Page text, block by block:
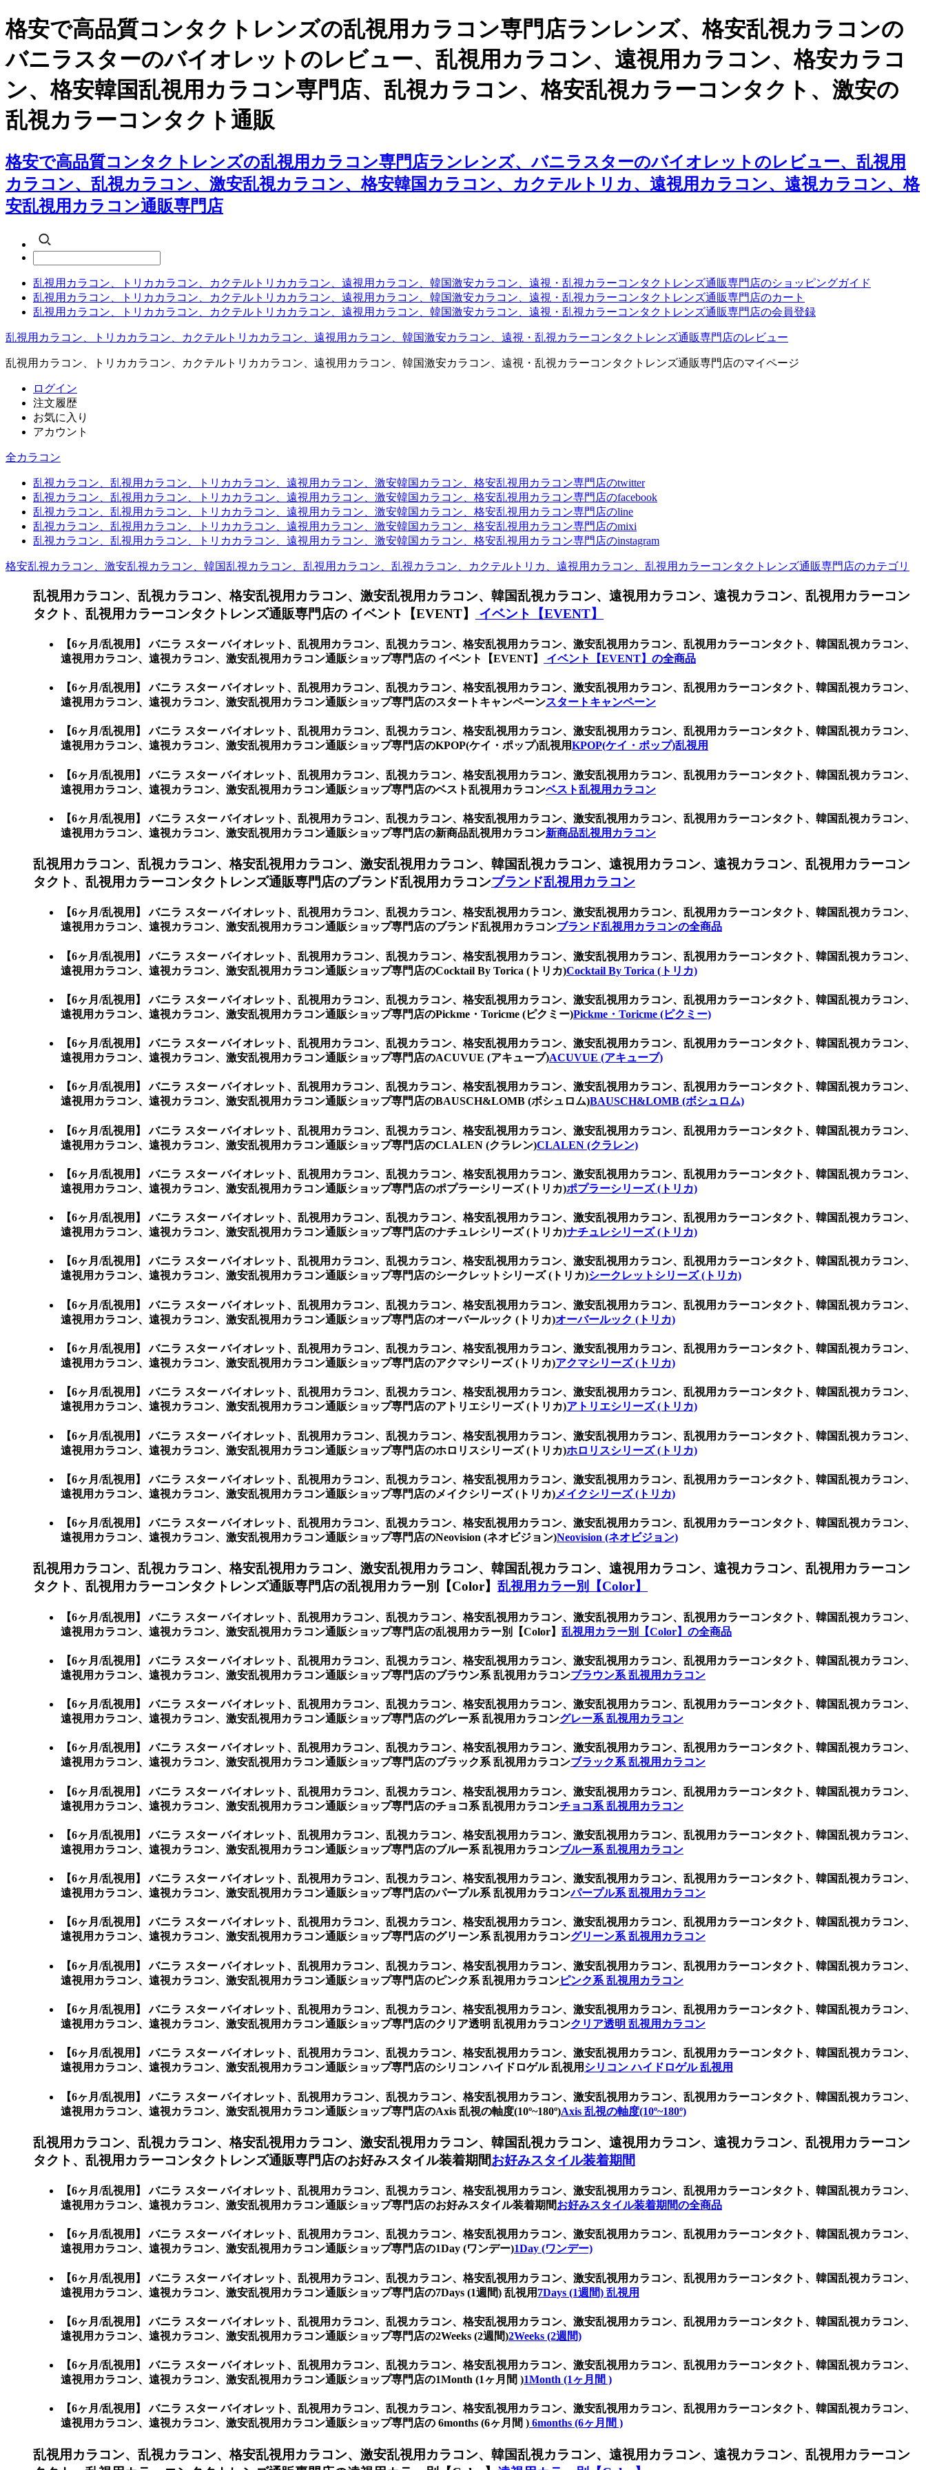
格安で高品質コンタクトレンズの乱視用カラコン専門店ランレンズ、格安乱視カラコンの
バニラスターのバイオレットのレビュー、乱視用カラコン、遠視用カラコン、格安カラコ
ン、格安韓国乱視用カラコン専門店、乱視カラコン、格安乱視カラーコンタクト、激安の
乱視カラーコンタクト通販
格安で高品質コンタクトレンズの乱視用カラコン専門店ランレンズ、バニラスターのバイオレットのレビュー、乱視用
カラコン、乱視カラコン、激安乱視カラコン、格安韓国カラコン、カクテルトリカ、遠視用カラコン、遠視カラコン、格
安乱視用カラコン通販専門店
乱視用カラコン、トリカカラコン、カクテルトリカカラコン、遠視用カラコン、韓国激安カラコン、遠視・乱視カラーコンタクトレンズ通販専門店のショッピングガイド
乱視用カラコン、トリカカラコン、カクテルトリカカラコン、遠視用カラコン、韓国激安カラコン、遠視・乱視カラーコンタクトレンズ通販専門店のカート
乱視用カラコン、トリカカラコン、カクテルトリカカラコン、遠視用カラコン、韓国激安カラコン、遠視・乱視カラーコンタクトレンズ通販専門店の会員登録
乱視用カラコン、トリカカラコン、カクテルトリカカラコン、遠視用カラコン、韓国激安カラコン、遠視・乱視カラーコンタクトレンズ通販専門店のレビュー
乱視用カラコン、トリカカラコン、カクテルトリカカラコン、遠視用カラコン、韓国激安カラコン、遠視・乱視カラーコンタクトレンズ通販専門店のマイページ
ログイン
注文履歴
お気に入り
アカウント
全カラコン
乱視カラコン、乱視用カラコン、トリカカラコン、遠視用カラコン、激安韓国カラコン、格安乱視用カラコン専門店のtwitter
乱視カラコン、乱視用カラコン、トリカカラコン、遠視用カラコン、激安韓国カラコン、格安乱視用カラコン専門店のfacebook
乱視カラコン、乱視用カラコン、トリカカラコン、遠視用カラコン、激安韓国カラコン、格安乱視用カラコン専門店のline
乱視カラコン、乱視用カラコン、トリカカラコン、遠視用カラコン、激安韓国カラコン、格安乱視用カラコン専門店のmixi
乱視カラコン、乱視用カラコン、トリカカラコン、遠視用カラコン、激安韓国カラコン、格安乱視用カラコン専門店のinstagram
格安乱視カラコン、激安乱視カラコン、韓国乱視カラコン、乱視用カラコン、乱視カラコン、カクテルトリカ、遠視用カラコン、乱視用カラーコンタクトレンズ通販専門店のカテゴリ
乱視用カラコン、乱視カラコン、格安乱視用カラコン、激安乱視用カラコン、韓国乱視カラコン、遠視用カラコン、遠視カラコン、乱視用カラーコン
タクト、乱視用カラーコンタクトレンズ通販専門店の イベント【EVENT】
イベント【EVENT】
【6ヶ月/乱視用】 バニラ スター バイオレット、乱視用カラコン、乱視カラコン、格安乱視用カラコン、激安乱視用カラコン、乱視用カラーコンタクト、韓国乱視カラコン、
遠視用カラコン、遠視カラコン、激安乱視用カラコン通販ショップ専門店の イベント【EVENT】
イベント【EVENT】の全商品
【6ヶ月/乱視用】 バニラ スター バイオレット、乱視用カラコン、乱視カラコン、格安乱視用カラコン、激安乱視用カラコン、乱視用カラーコンタクト、韓国乱視カラコン、
遠視用カラコン、遠視カラコン、激安乱視用カラコン通販ショップ専門店のスタートキャンペーンスタートキャンペーン
【6ヶ月/乱視用】 バニラ スター バイオレット、乱視用カラコン、乱視カラコン、格安乱視用カラコン、激安乱視用カラコン、乱視用カラーコンタクト、韓国乱視カラコン、
遠視用カラコン、遠視カラコン、激安乱視用カラコン通販ショップ専門店のKPOP(ケイ・ポップ)乱視用KPOP(ケイ・ポップ)乱視用
【6ヶ月/乱視用】 バニラ スター バイオレット、乱視用カラコン、乱視カラコン、格安乱視用カラコン、激安乱視用カラコン、乱視用カラーコンタクト、韓国乱視カラコン、
遠視用カラコン、遠視カラコン、激安乱視用カラコン通販ショップ専門店のベスト乱視用カラコンベスト乱視用カラコン
【6ヶ月/乱視用】 バニラ スター バイオレット、乱視用カラコン、乱視カラコン、格安乱視用カラコン、激安乱視用カラコン、乱視用カラーコンタクト、韓国乱視カラコン、
遠視用カラコン、遠視カラコン、激安乱視用カラコン通販ショップ専門店の新商品乱視用カラコン新商品乱視用カラコン
乱視用カラコン、乱視カラコン、格安乱視用カラコン、激安乱視用カラコン、韓国乱視カラコン、遠視用カラコン、遠視カラコン、乱視用カラーコン
タクト、乱視用カラーコンタクトレンズ通販専門店のブランド乱視用カラコンブランド乱視用カラコン
【6ヶ月/乱視用】 バニラ スター バイオレット、乱視用カラコン、乱視カラコン、格安乱視用カラコン、激安乱視用カラコン、乱視用カラーコンタクト、韓国乱視カラコン、
遠視用カラコン、遠視カラコン、激安乱視用カラコン通販ショップ専門店のブランド乱視用カラコンブランド乱視用カラコンの全商品
【6ヶ月/乱視用】 バニラ スター バイオレット、乱視用カラコン、乱視カラコン、格安乱視用カラコン、激安乱視用カラコン、乱視用カラーコンタクト、韓国乱視カラコン、
遠視用カラコン、遠視カラコン、激安乱視用カラコン通販ショップ専門店のCocktail By Torica (トリカ)Cocktail By Torica (トリカ)
【6ヶ月/乱視用】 バニラ スター バイオレット、乱視用カラコン、乱視カラコン、格安乱視用カラコン、激安乱視用カラコン、乱視用カラーコンタクト、韓国乱視カラコン、
遠視用カラコン、遠視カラコン、激安乱視用カラコン通販ショップ専門店のPickme・Toricme (ピクミー)Pickme・Toricme (ピクミー)
【6ヶ月/乱視用】 バニラ スター バイオレット、乱視用カラコン、乱視カラコン、格安乱視用カラコン、激安乱視用カラコン、乱視用カラーコンタクト、韓国乱視カラコン、
遠視用カラコン、遠視カラコン、激安乱視用カラコン通販ショップ専門店のACUVUE (アキューブ)ACUVUE (アキューブ)
【6ヶ月/乱視用】 バニラ スター バイオレット、乱視用カラコン、乱視カラコン、格安乱視用カラコン、激安乱視用カラコン、乱視用カラーコンタクト、韓国乱視カラコン、
遠視用カラコン、遠視カラコン、激安乱視用カラコン通販ショップ専門店のBAUSCH&LOMB (ボシュロム)BAUSCH&LOMB (ボシュロム)
【6ヶ月/乱視用】 バニラ スター バイオレット、乱視用カラコン、乱視カラコン、格安乱視用カラコン、激安乱視用カラコン、乱視用カラーコンタクト、韓国乱視カラコン、
遠視用カラコン、遠視カラコン、激安乱視用カラコン通販ショップ専門店のCLALEN (クラレン)CLALEN (クラレン)
【6ヶ月/乱視用】 バニラ スター バイオレット、乱視用カラコン、乱視カラコン、格安乱視用カラコン、激安乱視用カラコン、乱視用カラーコンタクト、韓国乱視カラコン、
遠視用カラコン、遠視カラコン、激安乱視用カラコン通販ショップ専門店のポプラーシリーズ (トリカ)ポプラーシリーズ (トリカ)
【6ヶ月/乱視用】 バニラ スター バイオレット、乱視用カラコン、乱視カラコン、格安乱視用カラコン、激安乱視用カラコン、乱視用カラーコンタクト、韓国乱視カラコン、
遠視用カラコン、遠視カラコン、激安乱視用カラコン通販ショップ専門店のナチュレシリーズ (トリカ)ナチュレシリーズ (トリカ)
【6ヶ月/乱視用】 バニラ スター バイオレット、乱視用カラコン、乱視カラコン、格安乱視用カラコン、激安乱視用カラコン、乱視用カラーコンタクト、韓国乱視カラコン、
遠視用カラコン、遠視カラコン、激安乱視用カラコン通販ショップ専門店のシークレットシリーズ (トリカ)シークレットシリーズ (トリカ)
【6ヶ月/乱視用】 バニラ スター バイオレット、乱視用カラコン、乱視カラコン、格安乱視用カラコン、激安乱視用カラコン、乱視用カラーコンタクト、韓国乱視カラコン、
遠視用カラコン、遠視カラコン、激安乱視用カラコン通販ショップ専門店のオーバールック (トリカ)オーバールック (トリカ)
【6ヶ月/乱視用】 バニラ スター バイオレット、乱視用カラコン、乱視カラコン、格安乱視用カラコン、激安乱視用カラコン、乱視用カラーコンタクト、韓国乱視カラコン、
遠視用カラコン、遠視カラコン、激安乱視用カラコン通販ショップ専門店のアクマシリーズ (トリカ)アクマシリーズ (トリカ)
【6ヶ月/乱視用】 バニラ スター バイオレット、乱視用カラコン、乱視カラコン、格安乱視用カラコン、激安乱視用カラコン、乱視用カラーコンタクト、韓国乱視カラコン、
遠視用カラコン、遠視カラコン、激安乱視用カラコン通販ショップ専門店のアトリエシリーズ (トリカ)アトリエシリーズ (トリカ)
【6ヶ月/乱視用】 バニラ スター バイオレット、乱視用カラコン、乱視カラコン、格安乱視用カラコン、激安乱視用カラコン、乱視用カラーコンタクト、韓国乱視カラコン、
遠視用カラコン、遠視カラコン、激安乱視用カラコン通販ショップ専門店のホロリスシリーズ (トリカ)ホロリスシリーズ (トリカ)
【6ヶ月/乱視用】 バニラ スター バイオレット、乱視用カラコン、乱視カラコン、格安乱視用カラコン、激安乱視用カラコン、乱視用カラーコンタクト、韓国乱視カラコン、
遠視用カラコン、遠視カラコン、激安乱視用カラコン通販ショップ専門店のメイクシリーズ (トリカ)メイクシリーズ (トリカ)
【6ヶ月/乱視用】 バニラ スター バイオレット、乱視用カラコン、乱視カラコン、格安乱視用カラコン、激安乱視用カラコン、乱視用カラーコンタクト、韓国乱視カラコン、
遠視用カラコン、遠視カラコン、激安乱視用カラコン通販ショップ専門店のNeovision (ネオビジョン)Neovision (ネオビジョン)
乱視用カラコン、乱視カラコン、格安乱視用カラコン、激安乱視用カラコン、韓国乱視カラコン、遠視用カラコン、遠視カラコン、乱視用カラーコン
タクト、乱視用カラーコンタクトレンズ通販専門店の乱視用カラー別【Color】 乱視用カラー別【Color】
【6ヶ月/乱視用】 バニラ スター バイオレット、乱視用カラコン、乱視カラコン、格安乱視用カラコン、激安乱視用カラコン、乱視用カラーコンタクト、韓国乱視カラコン、
遠視用カラコン、遠視カラコン、激安乱視用カラコン通販ショップ専門店の乱視用カラー別【Color】 乱視用カラー別【Color】の全商品
【6ヶ月/乱視用】 バニラ スター バイオレット、乱視用カラコン、乱視カラコン、格安乱視用カラコン、激安乱視用カラコン、乱視用カラーコンタクト、韓国乱視カラコン、
遠視用カラコン、遠視カラコン、激安乱視用カラコン通販ショップ専門店のブラウン系 乱視用カラコンブラウン系 乱視用カラコン
【6ヶ月/乱視用】 バニラ スター バイオレット、乱視用カラコン、乱視カラコン、格安乱視用カラコン、激安乱視用カラコン、乱視用カラーコンタクト、韓国乱視カラコン、
遠視用カラコン、遠視カラコン、激安乱視用カラコン通販ショップ専門店のグレー系 乱視用カラコングレー系 乱視用カラコン
【6ヶ月/乱視用】 バニラ スター バイオレット、乱視用カラコン、乱視カラコン、格安乱視用カラコン、激安乱視用カラコン、乱視用カラーコンタクト、韓国乱視カラコン、
遠視用カラコン、遠視カラコン、激安乱視用カラコン通販ショップ専門店のブラック系 乱視用カラコンブラック系 乱視用カラコン
【6ヶ月/乱視用】 バニラ スター バイオレット、乱視用カラコン、乱視カラコン、格安乱視用カラコン、激安乱視用カラコン、乱視用カラーコンタクト、韓国乱視カラコン、
遠視用カラコン、遠視カラコン、激安乱視用カラコン通販ショップ専門店のチョコ系 乱視用カラコンチョコ系 乱視用カラコン
【6ヶ月/乱視用】 バニラ スター バイオレット、乱視用カラコン、乱視カラコン、格安乱視用カラコン、激安乱視用カラコン、乱視用カラーコンタクト、韓国乱視カラコン、
遠視用カラコン、遠視カラコン、激安乱視用カラコン通販ショップ専門店のブルー系 乱視用カラコンブルー系 乱視用カラコン
【6ヶ月/乱視用】 バニラ スター バイオレット、乱視用カラコン、乱視カラコン、格安乱視用カラコン、激安乱視用カラコン、乱視用カラーコンタクト、韓国乱視カラコン、
遠視用カラコン、遠視カラコン、激安乱視用カラコン通販ショップ専門店のパープル系 乱視用カラコンパープル系 乱視用カラコン
【6ヶ月/乱視用】 バニラ スター バイオレット、乱視用カラコン、乱視カラコン、格安乱視用カラコン、激安乱視用カラコン、乱視用カラーコンタクト、韓国乱視カラコン、
遠視用カラコン、遠視カラコン、激安乱視用カラコン通販ショップ専門店のグリーン系 乱視用カラコングリーン系 乱視用カラコン
【6ヶ月/乱視用】 バニラ スター バイオレット、乱視用カラコン、乱視カラコン、格安乱視用カラコン、激安乱視用カラコン、乱視用カラーコンタクト、韓国乱視カラコン、
遠視用カラコン、遠視カラコン、激安乱視用カラコン通販ショップ専門店のピンク系 乱視用カラコンピンク系 乱視用カラコン
【6ヶ月/乱視用】 バニラ スター バイオレット、乱視用カラコン、乱視カラコン、格安乱視用カラコン、激安乱視用カラコン、乱視用カラーコンタクト、韓国乱視カラコン、
遠視用カラコン、遠視カラコン、激安乱視用カラコン通販ショップ専門店のクリア透明 乱視用カラコンクリア透明 乱視用カラコン
【6ヶ月/乱視用】 バニラ スター バイオレット、乱視用カラコン、乱視カラコン、格安乱視用カラコン、激安乱視用カラコン、乱視用カラーコンタクト、韓国乱視カラコン、
遠視用カラコン、遠視カラコン、激安乱視用カラコン通販ショップ専門店のシリコン ハイドロゲル 乱視用 シリコン ハイドロゲル 乱視用
【6ヶ月/乱視用】 バニラ スター バイオレット、乱視用カラコン、乱視カラコン、格安乱視用カラコン、激安乱視用カラコン、乱視用カラーコンタクト、韓国乱視カラコン、
遠視用カラコン、遠視カラコン、激安乱視用カラコン通販ショップ専門店のAxis 乱視の軸度(10º~180º)Axis 乱視の軸度(10º~180º)
乱視用カラコン、乱視カラコン、格安乱視用カラコン、激安乱視用カラコン、韓国乱視カラコン、遠視用カラコン、遠視カラコン、乱視用カラーコン
タクト、乱視用カラーコンタクトレンズ通販専門店のお好みスタイル装着期間お好みスタイル装着期間
【6ヶ月/乱視用】 バニラ スター バイオレット、乱視用カラコン、乱視カラコン、格安乱視用カラコン、激安乱視用カラコン、乱視用カラーコンタクト、韓国乱視カラコン、
遠視用カラコン、遠視カラコン、激安乱視用カラコン通販ショップ専門店のお好みスタイル装着期間お好みスタイル装着期間の全商品
【6ヶ月/乱視用】 バニラ スター バイオレット、乱視用カラコン、乱視カラコン、格安乱視用カラコン、激安乱視用カラコン、乱視用カラーコンタクト、韓国乱視カラコン、
遠視用カラコン、遠視カラコン、激安乱視用カラコン通販ショップ専門店の1Day (ワンデー)1Day (ワンデー)
【6ヶ月/乱視用】 バニラ スター バイオレット、乱視用カラコン、乱視カラコン、格安乱視用カラコン、激安乱視用カラコン、乱視用カラーコンタクト、韓国乱視カラコン、
遠視用カラコン、遠視カラコン、激安乱視用カラコン通販ショップ専門店の7Days (1週間) 乱視用 7Days (1週間) 乱視用
【6ヶ月/乱視用】 バニラ スター バイオレット、乱視用カラコン、乱視カラコン、格安乱視用カラコン、激安乱視用カラコン、乱視用カラーコンタクト、韓国乱視カラコン、
遠視用カラコン、遠視カラコン、激安乱視用カラコン通販ショップ専門店の2Weeks (2週間)2Weeks (2週間)
【6ヶ月/乱視用】 バニラ スター バイオレット、乱視用カラコン、乱視カラコン、格安乱視用カラコン、激安乱視用カラコン、乱視用カラーコンタクト、韓国乱視カラコン、
遠視用カラコン、遠視カラコン、激安乱視用カラコン通販ショップ専門店の1Month (1ヶ月間 )1Month (1ヶ月間 )
【6ヶ月/乱視用】 バニラ スター バイオレット、乱視用カラコン、乱視カラコン、格安乱視用カラコン、激安乱視用カラコン、乱視用カラーコンタクト、韓国乱視カラコン、
遠視用カラコン、遠視カラコン、激安乱視用カラコン通販ショップ専門店の 6months (6ヶ月間 ) 6months (6ヶ月間 )
乱視用カラコン、乱視カラコン、格安乱視用カラコン、激安乱視用カラコン、韓国乱視カラコン、遠視用カラコン、遠視カラコン、乱視用カラーコン